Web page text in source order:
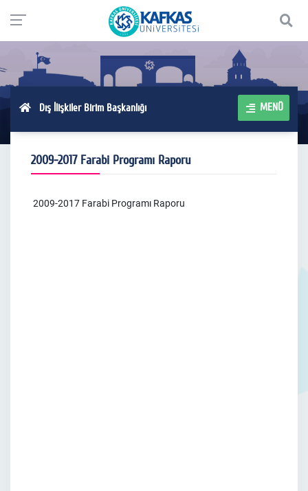
Dış İlişkiler Birim Başkanlığı MENÜ
2009-2017 Farabi Programı Raporu
2009-2017 Farabi Programı Raporu